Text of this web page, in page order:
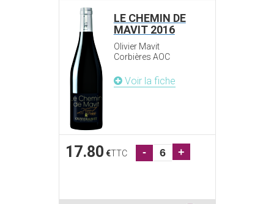
LE CHEMIN DE
MAVIT 2016
Olivier Mavit
Corbières AOC
Voir la fiche
17.80 €TTC - +